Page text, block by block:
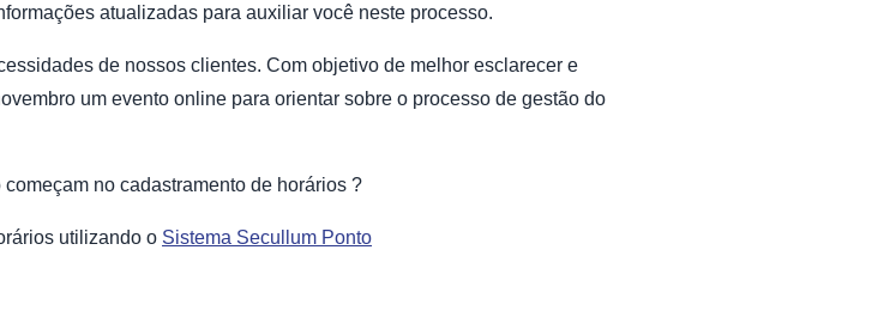
atualizadas para auxiliar você neste processo.
de nossos clientes. Com objetivo de melhor esclarecer e
um evento online para orientar sobre o processo de gestão do
no cadastramento de horários ?
utilizando o Sistema Secullum Ponto